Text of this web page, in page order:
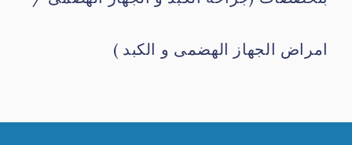
امراض الجهاز الهضمى و الكبد )